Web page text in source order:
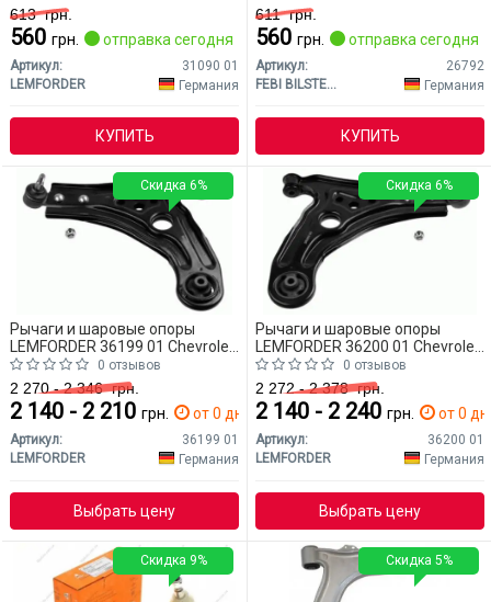
613грн.
560 грн. отправка сегодня
Артикул:
31090 01
LEMFORDER
Германия
КУПИТЬ
611грн.
560 грн. отправка сегодня
Артикул:
26792
FEBI BILSTEIN
Германия
КУПИТЬ
Рычаги и шаровые опоры
LEMFORDER 36199 01 Chevrolet
Aveo
0 отзывов
2 270 - 2 346грн.
2 140 - 2 210 грн. от 0 дн.
Артикул:
36199 01
LEMFORDER
Германия
Выбрать цену
Скидка 6%
Рычаги и шаровые опоры
LEMFORDER 36200 01 Chevrolet
Aveo
0 отзывов
2 272 - 2 378грн.
2 140 - 2 240 грн. от 0 дн.
Артикул:
36200 01
LEMFORDER
Германия
Выбрать цену
Скидка 6%
Скидка 9% Скидка 5%